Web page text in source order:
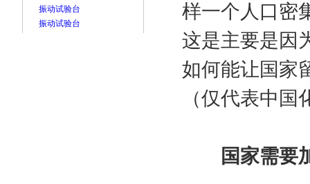
振动试验台
振动试验台
样一个人口密
这是主要是因
如何能让国家
（仅代表中
国家需要